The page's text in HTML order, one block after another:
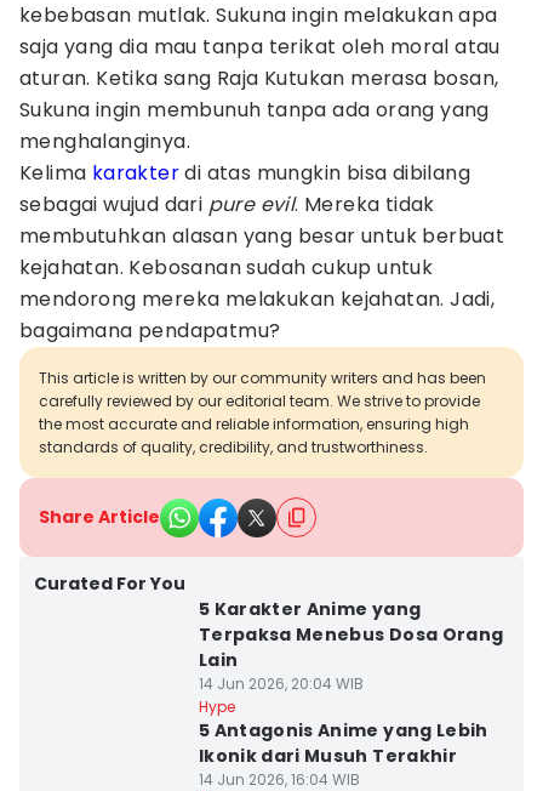
kebebasan mutlak. Sukuna ingin melakukan apa
saja yang dia mau tanpa terikat oleh moral atau
aturan. Ketika sang Raja Kutukan merasa bosan,
Sukuna ingin membunuh tanpa ada orang yang
menghalanginya.
Kelima karakterdi atas mungkin bisa dibilang
sebagai wujud dari pure evil. Mereka tidak
membutuhkan alasan yang besar untuk berbuat
kejahatan. Kebosanan sudah cukup untuk
mendorong mereka melakukan kejahatan. Jadi,
bagaimana pendapatmu?
This article is written by our community writers and has been
carefully reviewed by our editorial team. We strive to provide
the most accurate and reliable information, ensuring high
standards of quality, credibility, and trustworthiness.
Share Article
Curated For You
5 Karakter Anime yang
Terpaksa Menebus Dosa Orang
Lain
14 Jun 2026, 20:04 WIB
Hype
5 Antagonis Anime yang Lebih
Ikonik dari Musuh Terakhir
14 Jun 2026, 16:04 WIB